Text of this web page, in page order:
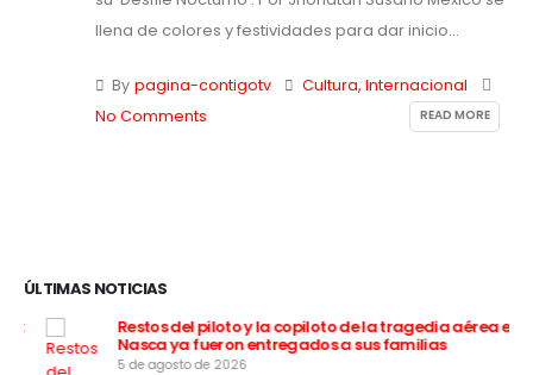
llena de colores y festividades para dar inicio...
By pagina-contigotv Cultura, Internacional
No Comments
READ MORE
ÚLTIMAS NOTICIAS
Restos del piloto y la copiloto de la tragedia aérea en
Nasca ya fueron entregados a sus familias
5 de agosto de 2026